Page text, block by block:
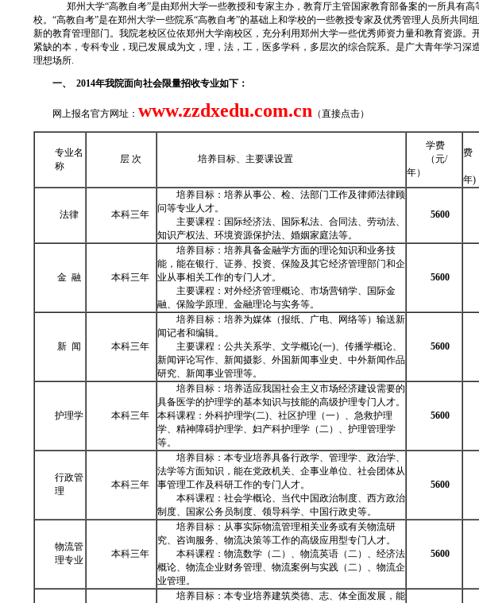
郑州大学“高教自考”是由郑州大学一些教授和专家主办，教育厅主管国家教育部备案的一所具有高
校。“高教自考”是在郑州大学一些院系“高教自考”的基础上和学校的一些教授专家及优秀管理人员所共同
新的教育管理部门。我院老校区位依郑州大学南校区，充分利用郑州大学一些优秀师资力量和教育资源。
紧缺的本，专科专业，现已发展成为文，理，法，工，医多学科，多层次的综合院系。是广大青年学习深
理想场所.
一、 2014年我院面向社会限量招收专业如下：
网上报名官方网址： www.zzdxedu.com.cn（直接点击）
专业名
称
层 次 培养目标、主要课设置
学费
（元/
年）
费
年)
法律 本科三年
培养目标：培养从事公、检、法部门工作及律师法律顾
问等专业人才。
主要课程：国际经济法、国际私法、合同法、劳动法、
知识产权法、环境资源保护法、婚姻家庭法等。
5600
金 融 本科三年
培养目标：培养具备金融学方面的理论知识和业务技
能，能在银行、证券、投资、保险及其它经济管理部门和企
业从事相关工作的专门人才。
主要课程：对外经济管理概论、市场营销学、国际金
融、保险学原理、金融理论与实务等。
5600
新 闻 本科三年
培养目标：培养为媒体（报纸、广电、网络等）输送新
闻记者和编辑。
主要课程：公共关系学、文学概论(一)、传播学概论、
新闻评论写作、新闻摄影、外国新闻事业史、中外新闻作品
研究、新闻事业管理等。
5600
护理学 本科三年
培养目标：培养适应我国社会主义市场经济建设需要的
具备医学的护理学的基本知识与技能的高级护理专门人才。
本科课程：外科护理学(二)、社区护理（一）、急救护理
学、精神障碍护理学、妇产科护理学（二）、护理管理学
等。
5600
行政管
理
本科三年
培养目标：本专业培养具备行政学、管理学、政治学、
法学等方面知识，能在党政机关、企事业单位、社会团体从
事管理工作及科研工作的专门人才。
本科课程：社会学概论、当代中国政治制度、西方政治
制度、国家公务员制度、领导科学、中国行政史等。
5600
物流管
理专业
本科三年
培养目标：从事实际物流管理相关业务或有关物流研
究、咨询服务、物流决策等工作的高级应用型专门人才。
本科课程：物流数学（二）、物流英语（二）、经济法
概论、物流企业财务管理、物流案例与实践（二）、物流企
业管理。
5600
培养目标：本专业培养建筑类德、志、体全面发展，能